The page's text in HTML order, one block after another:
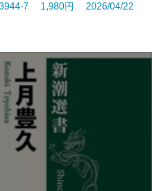
7 1,980円 2026/04/22